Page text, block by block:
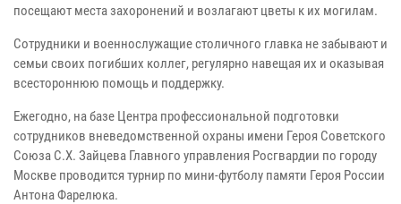
посещают места захоронений и возлагают цветы к их могилам.
Сотрудники и военнослужащие столичного главка не забывают и
семьи своих погибших коллег, регулярно навещая их и оказывая
всестороннюю помощь и поддержку.
Ежегодно, на базе Центра профессиональной подготовки
сотрудников вневедомственной охраны имени Героя Советского
Союза С.Х. Зайцева Главного управления Росгвардии по городу
Москве проводится турнир по мини-футболу памяти Героя России
Антона Фарелюка.